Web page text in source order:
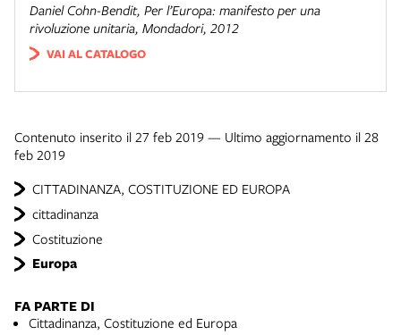
CITTADINANZA, COSTITUZIONE ED EUROPA
cittadinanza
Costituzione
Europa
Daniel Cohn-Bendit, Per l’Europa: manifesto per una
rivoluzione unitaria, Mondadori, 2012
VAI AL CATALOGO
Contenuto inserito il 27 feb 2019 — Ultimo aggiornamento il 28
feb 2019
FA PARTE DI
Cittadinanza, Costituzione ed Europa